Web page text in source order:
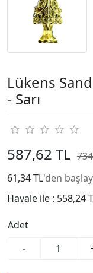
Lükens
- Sarı
587,62 TL
61,34 TL'den
Havale ile : 558,24
Adet
-